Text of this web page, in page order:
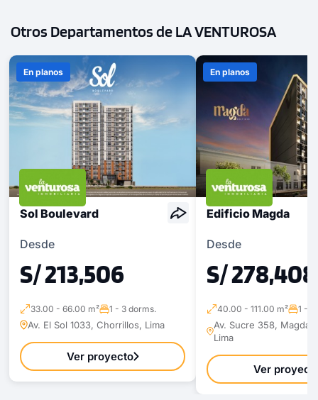
109.00 m² Piso 13
3 dorms. 2 baños
COTIZAR AHORA
1 unidad disponible
Desde
S/ 555,000
Otros Departamentos de LA VENTUROSA
En planos
Sol Boulevard
Desde
S/ 213,506
33.00 - 66.00 m² 1 - 3 dorms.
Av. El Sol 1033, Chorrillos, Lima
Ver proyecto
En planos
Edificio Magda
Desde
S/ 278,408
40.00 - 111.00 m² 1 - 3
Av. Sucre 358,
Lima
Ver